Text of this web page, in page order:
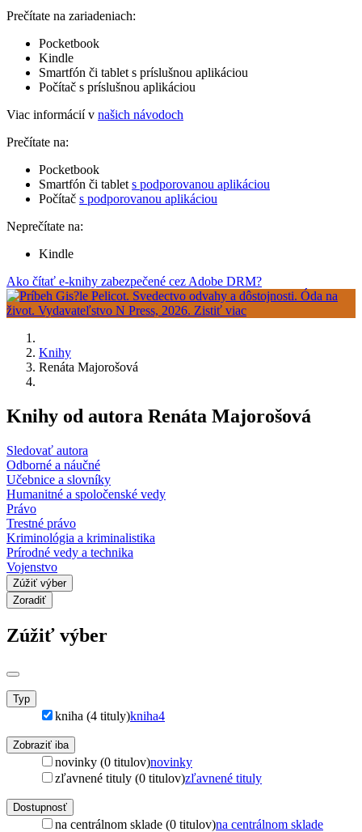
Prečítate na zariadeniach:
Pocketbook
Kindle
Smartfón či tablet s príslušnou aplikáciou
Počítač s príslušnou aplikáciou
Viac informácií v našich návodoch
Prečítate na:
Pocketbook
Smartfón či tablet s podporovanou aplikáciou
Počítač s podporovanou aplikáciou
Neprečítate na:
Kindle
Ako čítať e-knihy zabezpečené cez Adobe DRM?
Knihy
Renáta Majorošová
Knihy od autora Renáta Majorošová
Sledovať autora
Odborné a náučné
Učebnice a slovníky
Humanitné a spoločenské vedy
Právo
Trestné právo
Kriminológia a kriminalistika
Prírodné vedy a technika
Vojenstvo
Zúžiť výber
Zoradiť
Zúžiť výber
Typ
kniha (4 tituly)kniha4
Zobraziť iba
novinky (0 titulov)novinky
zľavnené tituly (0 titulov)zľavnené tituly
Dostupnosť
na centrálnom sklade (0 titulov)na centrálnom sklade